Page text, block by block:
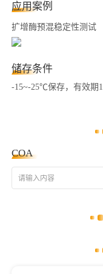
应用案例
扩增酶预混稳定性测试
储存条件
-15~-25℃保存，有效期1
COA
请输入内容